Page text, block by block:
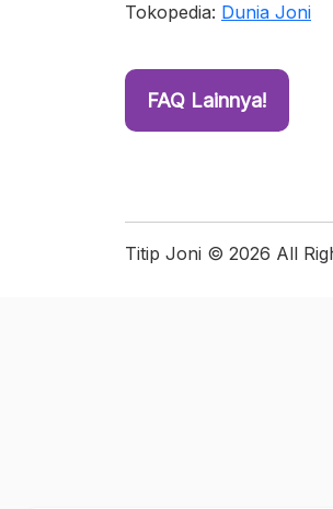
Tokopedia: Dunia Joni
FAQ Lainnya!
Titip Joni © 2026 All